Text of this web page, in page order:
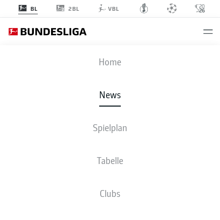
BL 2BL VBL
Home
News
Spielplan
Tabelle
Clubs